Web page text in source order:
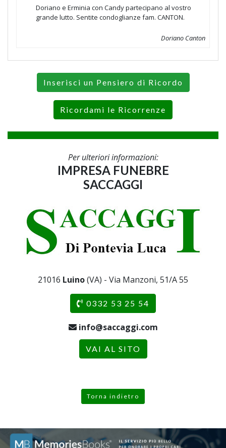
Doriano e Erminia con Candy partecipano al vostro
grande lutto. Sentite condoglianze fam. CANTON.
Doriano Canton
Inserisci un Pensiero di Ricordo
Ricordami le Ricorrenze
Per ulteriori informazioni:
IMPRESA FUNEBRE
SACCAGGI
21016 Luino(VA) - Via Manzoni, 51/A 55
0332 53 25 54
info@saccaggi.com
VAI AL SITO
Torna indietro